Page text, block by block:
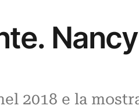
2018 e la mostra